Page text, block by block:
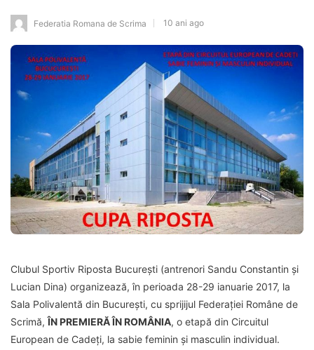
Federatia Romana de Scrima 10 ani ago
Clubul Sportiv Riposta București (antrenori Sandu Constantin și
Lucian Dina) organizează, în perioada 28-29 ianuarie 2017, la
Sala Polivalentă din București, cu sprijijul Federației Române de
Scrimă,ÎN PREMIERĂ ÎN ROMÂNIA, o etapă din Circuitul
European de Cadeți, la sabie feminin și masculin individual.